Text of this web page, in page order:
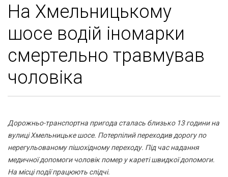
На Хмельницькому
шосе водій іномарки
смертельно травмував
чоловіка
Дорожньо-транспортна пригода сталась близько 13 години на
вулиці Хмельницьке шосе. Потерпілий переходив дорогу по
нерегульованому пішохідному переходу. Під час надання
медичної допомоги чоловік помер у кареті швидкої допомоги.
На місці події працюють слідчі.